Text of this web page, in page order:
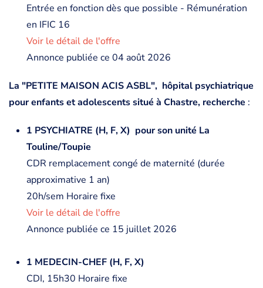
Entrée en fonction dès que possible - Rémunération
en IFIC 16
Voir le détail de l'offre
Annonce publiée ce 04 août 2026
La "PETITE MAISON ACIS ASBL", hôpital psychiatrique
pour enfants et adolescents situé à Chastre, recherche :
1 PSYCHIATRE (H, F, X) pour son unité La
Touline/Toupie
CDR remplacement congé de maternité (durée
approximative 1 an)
20h/sem Horaire fixe
Voir le détail de l'offre
Annonce publiée ce 15 juillet 2026
1 MEDECIN-CHEF (H, F, X)
CDI, 15h30 Horaire fixe